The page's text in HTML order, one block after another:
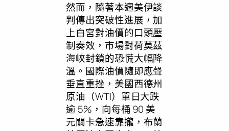
然而，隨著本週美伊談
判傳出突破性進展，加
上白宮對油價的口頭壓
制奏效，市場對荷莫茲
海峽封鎖的恐慌大幅降
溫。國際油價隨即應聲
垂直重挫，美國西德州
原油（WTI）單日大跌
逾 5%，向每桶 90 美
元關卡急速靠攏，布蘭